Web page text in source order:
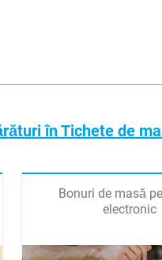
în Tichete de
Bonuri de masă
electronic